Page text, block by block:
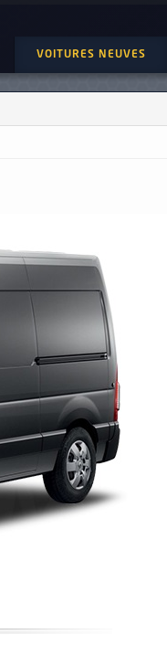
VOITURES NEUVES